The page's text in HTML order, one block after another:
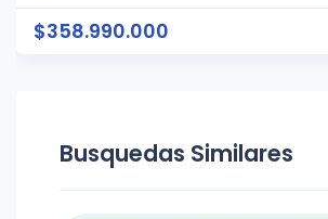
$358.990.000
Busquedas Similares